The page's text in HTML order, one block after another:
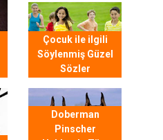
Çocuk ile ilgili
Söylenmiş Güzel
Sözler
Doberman
Pinscher